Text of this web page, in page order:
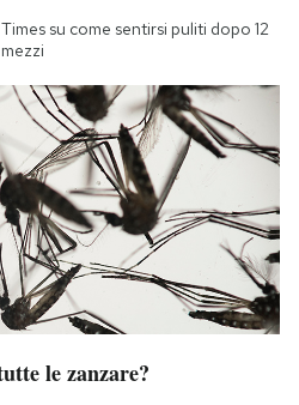
su come sentirsi puliti dopo 12
le zanzare?